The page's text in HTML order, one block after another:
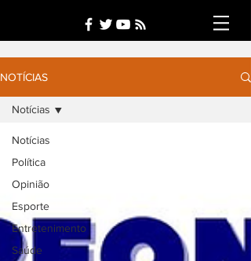
NOTÍCIAS
Notícias
Política
Opinião
Esporte
Entretenimento
Saúde
Notícias